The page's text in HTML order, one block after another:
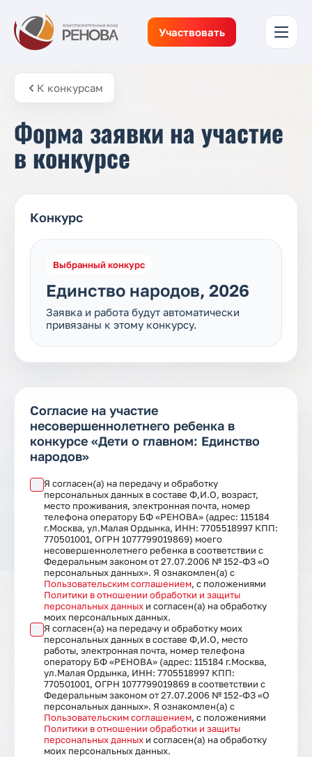
Участвовать
К конкурсам
Форма заявки на участие
в конкурсе
Конкурс
Выбранный конкурс
Единство народов, 2026
Заявка и работа будут автоматически
привязаны к этому конкурсу.
Согласие на участие
несовершеннолетнего ребенка в
конкурсе «Дети о главном: Единство
народов»
Я согласен(а) на передачу и обработку
персональных данных в составе Ф,И.О, возраст,
место проживания, электронная почта, номер
телефона оператору БФ «РЕНОВА» (адрес: 115184
г.Москва, ул.Малая Ордынка, ИНН: 7705518997 КПП:
770501001, ОГРН 1077799019869) моего
несовершеннолетнего ребенка в соответствии с
Федеральным законом от 27.07.2006 № 152-ФЗ «О
персональных данных». Я ознакомлен(а) с
Пользовательским соглашением, с положениями
Политики в отношении обработки и защиты
персональных данных и согласен(а) на обработку
моих персональных данных.
Я согласен(а) на передачу и обработку моих
персональных данных в составе Ф,И.О, место
работы, электронная почта, номер телефона
оператору БФ «РЕНОВА» (адрес: 115184 г.Москва,
ул.Малая Ордынка, ИНН: 7705518997 КПП:
770501001, ОГРН 1077799019869 в соответствии с
Федеральным законом от 27.07.2006 № 152-ФЗ «О
персональных данных». Я ознакомлен(а) с
Пользовательским соглашением, с положениями
Политики в отношении обработки и защиты
персональных данных и согласен(а) на обработку
моих персональных данных.